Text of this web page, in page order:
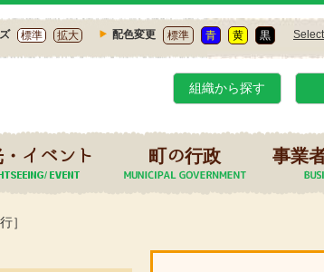
標準 拡大 配色変更 標準 青 黄 黒
組織から探す
イベント 町の行政 事業
］